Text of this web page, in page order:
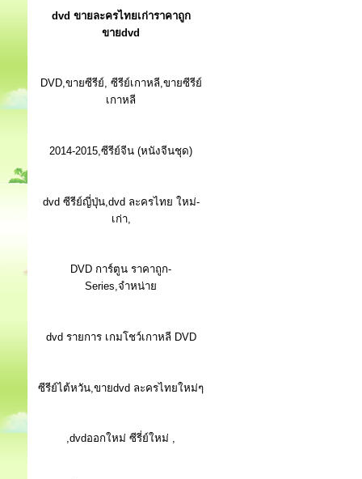
dvd ขายละครไทยเก่าราคาถูก
ขายdvd
DVD,ขายซีรีย์, ซีรีย์เกาหลี,ขายซีรีย์
เกาหลี
2014-2015,ซีรีย์จีน (หนังจีนชุด)
dvd ซีรีย์ญี่ปุ่น,dvd ละครไทย ใหม่-
เก่า,
DVD การ์ตูน ราคาถูก-
Series,จำหน่าย
dvd รายการ เกมโชว์เกาหลี DVD
ซีรีย์ไต้หวัน,ขายdvd ละครไทยใหม่ๆ
,dvdออกใหม่ ซีรี่ย์ใหม่ ,